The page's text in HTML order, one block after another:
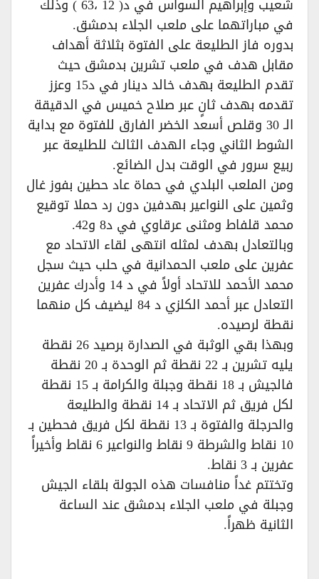
شعيب وإبراهيم السواس في د( 12 ،63 ) وذلك
في مباراتهما على ملعب الجلاء بدمشق.
بدوره فاز الطليعة على الفتوة بثلاثة أهداف
مقابل هدف في ملعب تشرين بدمشق حيث
تقدم الطليعة بهدف خالد دينار في د15 وعزز
تقدمه بهدف ثانٍ عبر صلاح خميس في الدقيقة
الـ 30 وقلص أسعد الخضر الفارق للفتوة مع بداية
الشوط الثاني وجاء الهدف الثالث للطليعة عبر
ربيع سرور في الوقت بدل الضائع.
ومن الملعب البلدي في حماة عاد حطين بفوز غال
وثمين على النواعير بهدفين دون رد حملا توقيع
محمد قلفاط ومثنى عرقاوي في د8 و42.
وبالتعادل بهدف لمثله انتهى لقاء الاتحاد مع
عفرين على ملعب الحمدانية في حلب حيث سجل
محمد الأحمد للاتحاد أولاً في د 14 وأدرك عفرين
التعادل عبر أحمد الكلزي د 84 ليضيف كل منهما
نقطة لرصيده.
وبهذا بقي الوثبة في الصدارة برصيد 26 نقطة
يليه تشرين بـ 22 نقطة ثم الوحدة بـ 20 نقطة
فالجيش بـ 18 نقطة وجبلة والكرامة بـ 15 نقطة
لكل فريق ثم الاتحاد بـ 14 نقطة والطليعة
والحرجلة والفتوة بـ 13 نقطة لكل فريق فحطين بـ
10 نقاط والشرطة 9 نقاط والنواعير 6 نقاط وأخيراً
عفرين بـ 3 نقاط.
وتختتم غداً منافسات هذه الجولة بلقاء الجيش
وجبلة في ملعب الجلاء بدمشق عند الساعة
الثانية ظهراً.